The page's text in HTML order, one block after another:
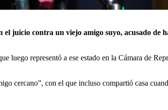
el juicio contra un viejo amigo suyo, acusado de
representó a ese estado en la Cámara de
cercano”, con el que incluso compartió casa